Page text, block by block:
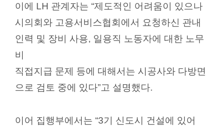
이에 LH 관계자는 “제도적인 어려움이 있으나
시의회와 고용서비스협회에서 요청하신 관내
인력 및 장비 사용, 일용직 노동자에 대한 노무
비
직접지급 문제 등에 대해서는 시공사와 다방면
으로 검토 중에 있다”고 설명했다.
이어 집행부에서는 “3기 신도시 건설에 있어